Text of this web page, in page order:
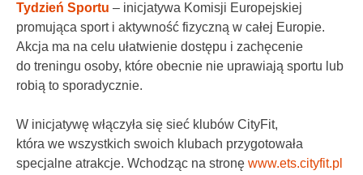
Tydzień Sportu – inicjatywa Komisji Europejskiej
promująca sport i aktywność fizyczną w całej Europie.
Akcja ma na celu ułatwienie dostępu i zachęcenie
do treningu osoby, które obecnie nie uprawiają sportu lub
robią to sporadycznie.
W inicjatywę włączyła się sieć klubów CityFit,
która we wszystkich swoich klubach przygotowała
specjalne atrakcje. Wchodząc na stronę www.ets.cityfit.pl